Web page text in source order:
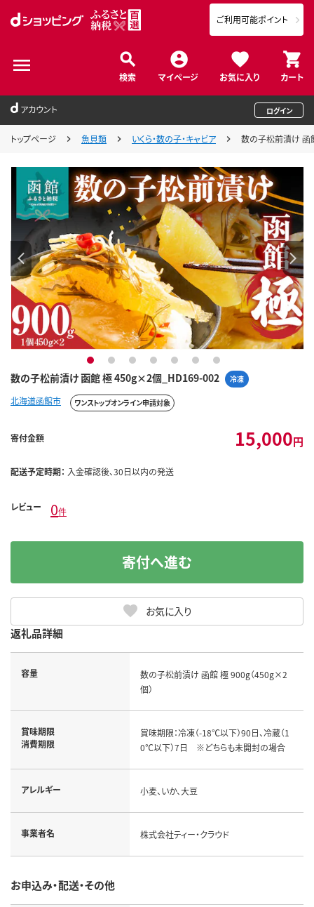
検索 マイページ お気に入り カート
ご利用可能ポイント
アカウント ログイン
トップページ 魚貝類 いくら・数の子・キャビア 数の子松前漬け
数の子松前漬け 函館 極 450g×2個_HD169-002 冷凍
1 2 3 4 5 6 7
北海道函館市 ワンストップオンライン申請対象
寄付金額 15,000円
配送予定時期： 入金確認後、30日以内の発送
レビュー 0件
お気に入り
寄付へ進む
返礼品詳細
容量
数の子松前漬け 函館 極 900g（450g×2
個）
賞味期限
消費期限
賞味期限：冷凍（-18℃以下）90日、冷蔵（1
0℃以下）7日 ※どちらも未開封の場合
アレルギー 小麦、いか、大豆
事業者名 株式会社ティー・クラウド
お申込み・配送・その他